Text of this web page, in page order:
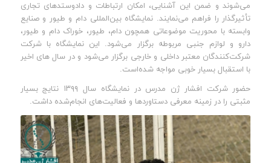
می‌شوند و ضمن این آشنایی، امکان ارتباطات و دادوستدهای تجاری
تأثیرگذار را فراهم می‌نمایند. نمایشگاه بین‌المللی دام و طیور و صنایع
وابسته با محوریت موضوعاتی همچون دام، طیور، خوراک دام و طیور،
دارو و لوازم جنبی مربوطه برگزار می‌شود. این نمایشگاه با شرکت
شرکت‌کنندگان معتبر داخلی و خارجی برگزار می‌شود و در سال های اخیر
با استقبال بسیار خوبی مواجه شده‌است.
حضور شرکت افشار ژن مدرس در نمایشگاه سال ۱۳۹۹ نتایج بسیار
مثبتی را در زمینه معرفی دستاوردها و فعالیت‌های انجام‌شده داشت.